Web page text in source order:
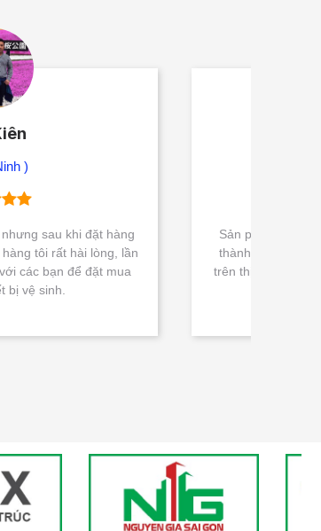
Sản phẩm chính hãng nên chất lượng rất tốt, giá
thành cũng rất cạnh tranh so với các đơn vị khác
trên thị trường. Tôi rất hài lòng với Nguyễn Gia Sài